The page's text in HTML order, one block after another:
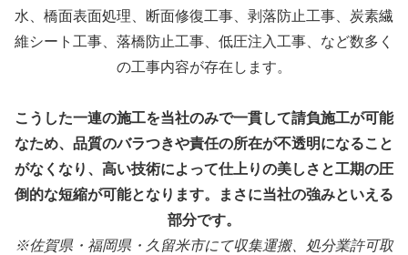
水、橋面表面処理、断面修復工事、剥落防止工事、炭素繊
維シート工事、落橋防止工事、低圧注入工事、など数多く
の工事内容が存在します。
こうした一連の施工を当社のみで一貫して請負施工が可能
なため、品質のバラつきや責任の所在が不透明になること
がなくなり、高い技術によって仕上りの美しさと工期の圧
倒的な短縮が可能となります。まさに当社の強みといえる
部分です。
※佐賀県・福岡県・久留米市にて収集運搬、処分業許可取